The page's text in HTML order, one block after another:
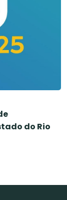
do Rio